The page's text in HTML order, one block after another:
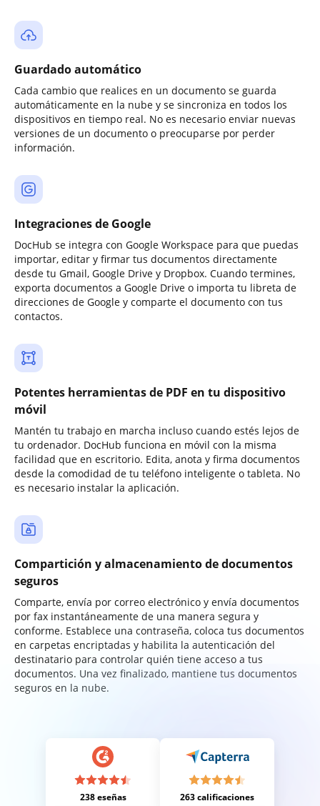
Guardado automático
Cada cambio que realices en un documento se guarda
automáticamente en la nube y se sincroniza en todos los
dispositivos en tiempo real. No es necesario enviar nuevas
versiones de un documento o preocuparse por perder
información.
Integraciones de Google
DocHub se integra con Google Workspace para que puedas
importar, editar y firmar tus documentos directamente
desde tu Gmail, Google Drive y Dropbox. Cuando termines,
exporta documentos a Google Drive o importa tu libreta de
direcciones de Google y comparte el documento con tus
contactos.
Potentes herramientas de PDF en tu dispositivo
móvil
Mantén tu trabajo en marcha incluso cuando estés lejos de
tu ordenador. DocHub funciona en móvil con la misma
facilidad que en escritorio. Edita, anota y firma documentos
desde la comodidad de tu teléfono inteligente o tableta. No
es necesario instalar la aplicación.
Compartición y almacenamiento de documentos
seguros
Comparte, envía por correo electrónico y envía documentos
por fax instantáneamente de una manera segura y
conforme. Establece una contraseña, coloca tus documentos
en carpetas encriptadas y habilita la autenticación del
destinatario para controlar quién tiene acceso a tus
documentos. Una vez finalizado, mantiene tus documentos
seguros en la nube.
238 eseñas 263 calificaciones